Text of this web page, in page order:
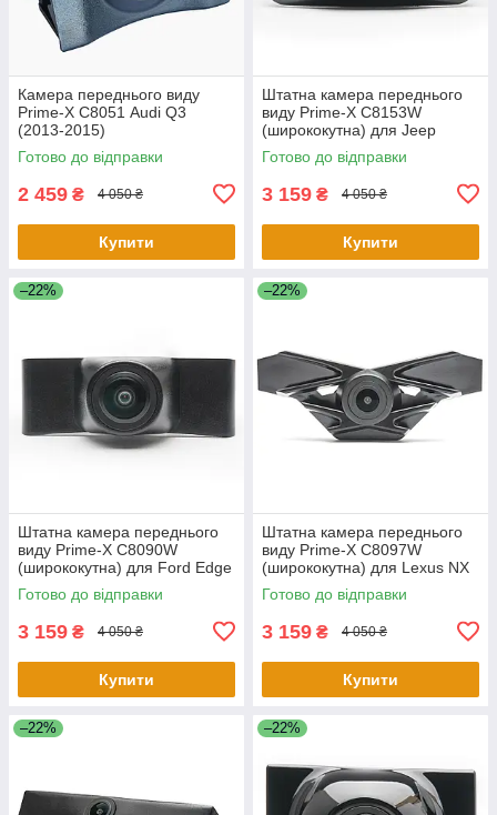
Камера переднього виду
Prime-X С8051 Audi Q3
(2013-2015)
Готово до відправки
2 459 ₴ 4 050 ₴
Купити
Штатна камера переднього
виду Prime-X C8153W
(ширококутна) для Jeep
Cherokee 2016-2018
Готово до відправки
3 159 ₴ 4 050 ₴
Купити
–22%
Штатна камера переднього
виду Prime-X C8090W
(ширококутна) для Ford Edge
2015-2017
Готово до відправки
3 159 ₴ 4 050 ₴
Купити
–22%
Штатна камера переднього
виду Prime-X C8097W
(ширококутна) для Lexus NX
2015-2017
Готово до відправки
3 159 ₴ 4 050 ₴
Купити
–22% –22%